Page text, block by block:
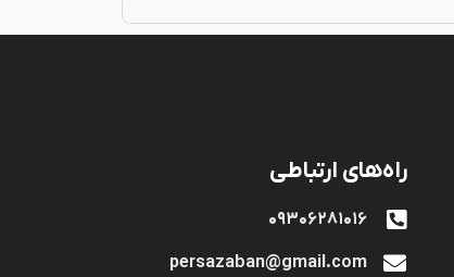
راه‌های ارتباطی
۰۹۳۰۶۲۸۱۰۱۶
persazaban@gmail.com